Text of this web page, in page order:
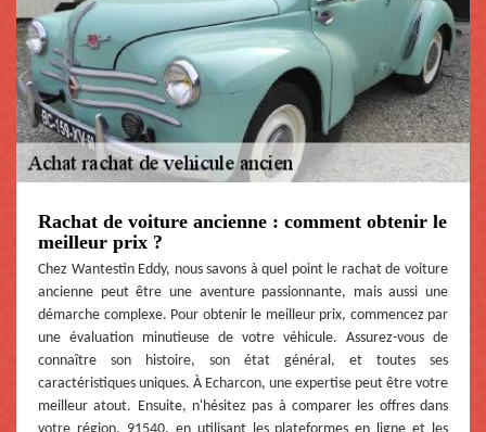
Rachat de voiture ancienne : comment obtenir le
meilleur prix ?
Chez Wantestin Eddy, nous savons à quel point le rachat de voiture
ancienne peut être une aventure passionnante, mais aussi une
démarche complexe. Pour obtenir le meilleur prix, commencez par
une évaluation minutieuse de votre véhicule. Assurez-vous de
connaître son histoire, son état général, et toutes ses
caractéristiques uniques. À Echarcon, une expertise peut être votre
meilleur atout. Ensuite, n'hésitez pas à comparer les offres dans